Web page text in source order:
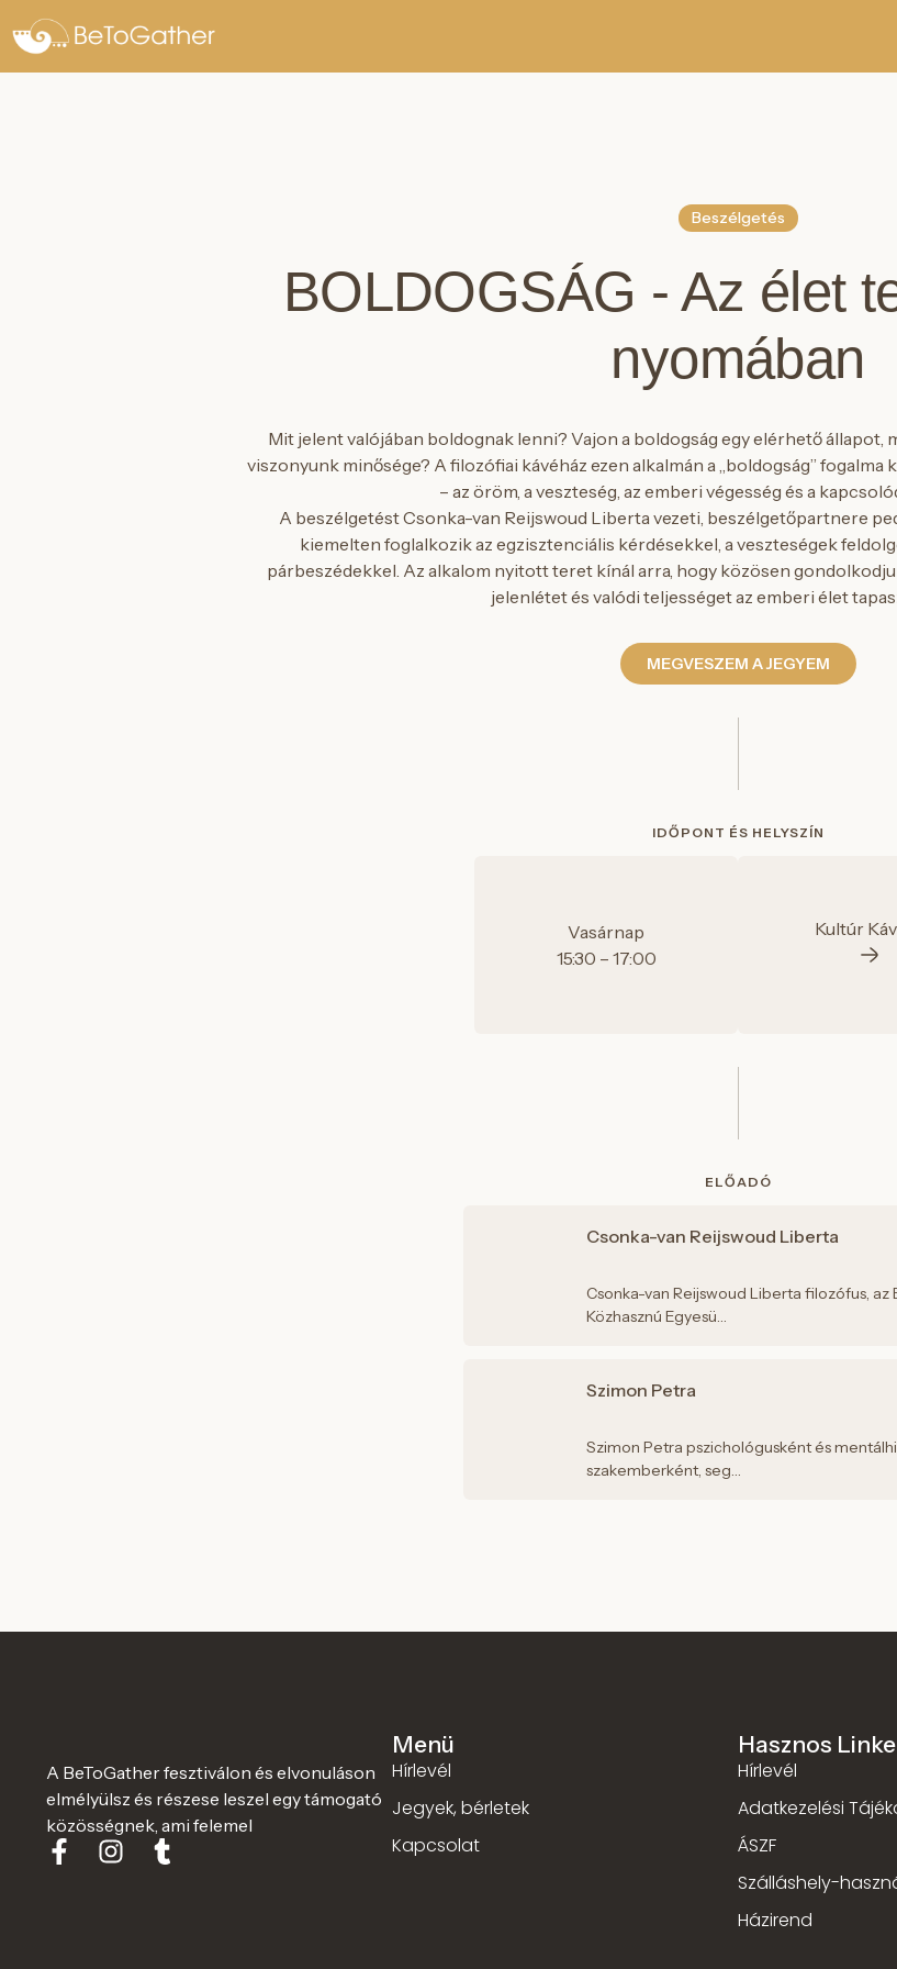
Beszélgetés
BOLDOGSÁG - Az élet
nyomában
Mit jelent valójában boldognak lenni? Vajon a boldogság egy elérhető állapot,
viszonyunk minősége? A filozófiai kávéház ezen alkalmán a „boldogság”
– az öröm, a veszteség, az emberi végesség és a
A beszélgetést Csonka-van Reijswoud Liberta vezeti, beszélgetőpartnere
kiemelten foglalkozik az egzisztenciális kérdésekkel, a veszteségek
párbeszédekkel. Az alkalom nyitott teret kínál arra, hogy közösen
jelenlétet és valódi teljességet az emberi élet
MEGVESZEM A JEGYEM
IDŐPONT ÉS HELYSZÍN
Vasárnap
15:30 – 17:00
Kultúr
ELŐADÓ
Csonka-van Reijswoud Liberta
Csonka-van Reijswoud Liberta filozófus, az
Közhasznú Egyesü…
Szimon Petra
Szimon Petra pszichológusként és
szakemberként, seg…
A BeToGather fesztiválon és elvonuláson
elmélyülsz és részese leszel egy támogató
közösségnek, ami felemel
Menü
Hírlevél
Jegyek, bérletek
Kapcsolat
Hasznos
Hírlevél
Adatkezelési
ÁSZF
Szálláshely-
Házirend